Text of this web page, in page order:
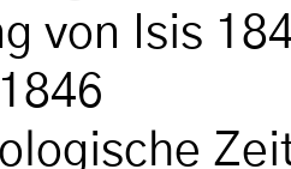
von Isis